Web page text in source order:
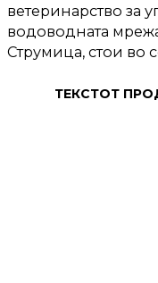
ветеринарство за
водоводната
Струмица, стои во
ТЕКСТОТ